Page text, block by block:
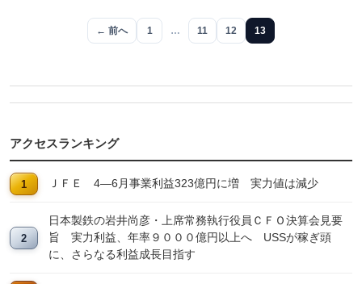
← 前へ 1 … 11 12 13
アクセスランキング
ＪＦＥ 4―6月事業利益323億円に増 実力値は減少
日本製鉄の岩井尚彦・上席常務執行役員ＣＦＯ決算会見要
旨 実力利益、年率９０００億円以上へ USSが稼ぎ頭
に、さらなる利益成長目指す